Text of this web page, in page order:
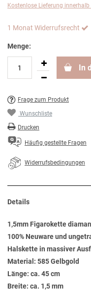
Kostenlose Lieferung
1 Monat Widerrufsrecht
Menge:
In
Frage zum Produkt
Wunschliste
Drucken
Häufig gestellte Fragen
Widerrufsbedingungen
Details
1,5mm Figarokette
100% Neuware und
Halskette in massiver
Material: 585 Gelbgold
Länge: ca. 45 cm
Breite: ca. 1,5 mm